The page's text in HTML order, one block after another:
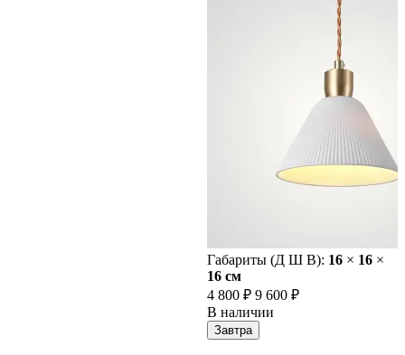
Габариты (Д Ш В): 16 × 16 ×
16 cм
4 800 ₽ 9 600 ₽
В наличии
Завтра